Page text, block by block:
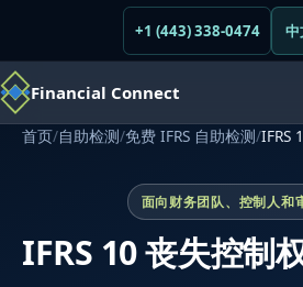
+1 (443) 338-0474
Financial Connect
首页/自助检测/免费 IFRS 自助检测/IFRS
面向财务团队、控制人和
IFRS 10 丧失控制